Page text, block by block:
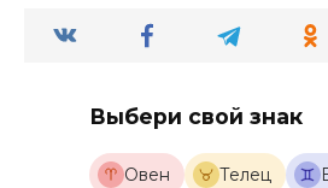
Выбери свой знак
Овен Телец